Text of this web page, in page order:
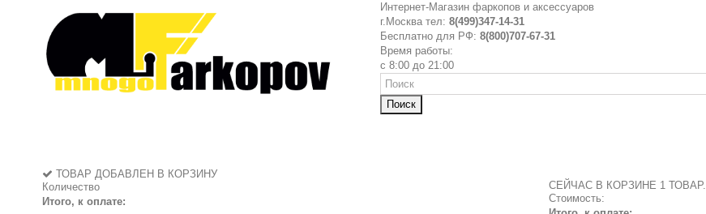
Интернет-Магазин фаркопов и аксессуаров
г.Москва тел: 8(499)347-14-31
Бесплатно для РФ: 8(800)707-67-31
Время работы:
с 8:00 до 21:00
Поиск
ТОВАР ДОБАВЛЕН В КОРЗИНУ
Количество
Итого, к оплате:
СЕЙЧАС В КОРЗИНЕ 1 ТОВАР.
Стоимость: